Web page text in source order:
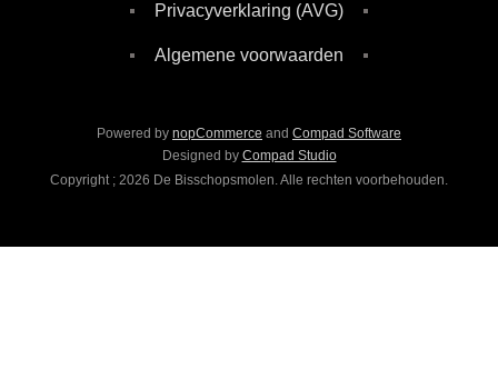
Privacyverklaring (AVG)
Algemene voorwaarden
Powered by nopCommerce and Compad Software
Designed by Compad Studio
Copyright ; 2026 De Bisschopsmolen. Alle rechten voorbehouden.